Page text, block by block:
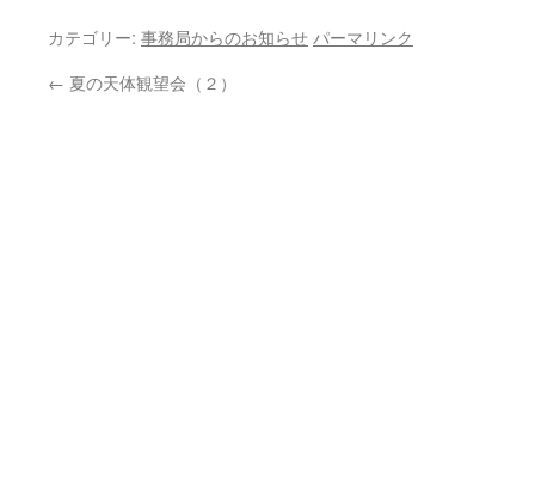
カテゴリー: 事務局からのお知らせ パーマリンク
← 夏の天体観望会（２）